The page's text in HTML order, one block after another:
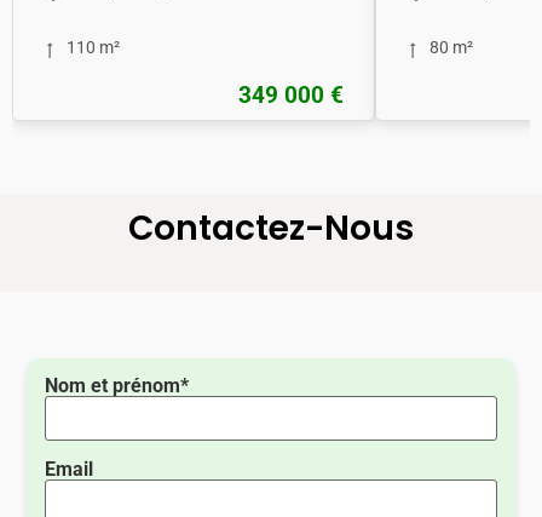
110 m²
349 000 €
80 m²
Contactez-Nous
Nom et prénom*
Email